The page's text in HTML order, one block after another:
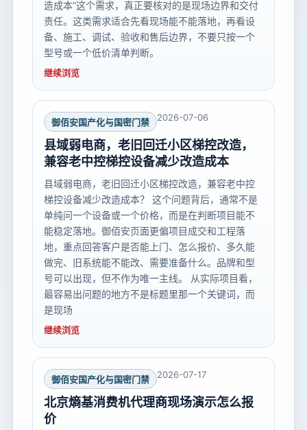
造成本”这个需求，真正要核对的是现场边界和交付
责任。这类需求适合先看现场能不能落地，再看设
备、施工、调试、验收和售后边界，不要只按一个
型号或一个低价清单判断。
继续浏览
御佰安国产化与国密门禁 2026-07-06
县域弱电商，老旧回迁小区梯控改造，
兼容老中控梯控设备减少改造成本
县域弱电商，老旧回迁小区梯控改造，兼容老中控
梯控设备减少改造成本？ 这个问题背后，通常不是
单纯问一个设备或一个价格，而是在判断项目能不
能稳定落地。御佰安页面更偏项目成交和工程落
地，重点回答客户是否能上门、怎么报价、多久能
做完、旧系统能不能改、需要准备什么。品牌和型
号可以出现，但不作为唯一主线。 从实际项目看，
最容易出问题的地方不是标题里那一个关键词，而
是现场
继续浏览
御佰安国产化与国密门禁 2026-07-17
北京熵基消费机代理商现场演示怎么报
价